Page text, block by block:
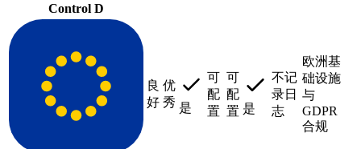
Control D
良
好
优
秀 是
可
配
置
可
配
置 是
不记
录日
志
欧洲基
础设施
与
GDPR
合规